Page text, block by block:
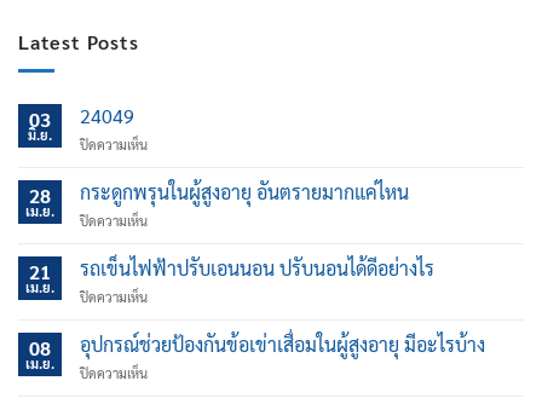
Latest Posts
03
มิ.ย.
24049
ปิดความเห็นบน
28
เม.ย.
กระดูกพรุนในผู้สูงอายุ อันตรายมากแค่ไหน
ปิดความเห็นบน
พรุน
ใน
ผู้
อายุ
มาก
21
เม.ย.
รถเข็นไฟฟ้าปรับเอนนอน ปรับนอนได้ดีอย่างไร
ปิดความเห็นบน
เข็น
ไฟฟ้า
ปรับ
08
เม.ย.
อุปกรณ์ช่วยป้องกันข้อเข่าเสื่อมในผู้สูงอายุ มีอะไรบ้าง
ปิดความเห็นบน